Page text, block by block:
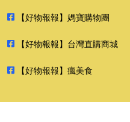
【好物報報】媽寶購物團
【好物報報】台灣直購商城
【好物報報】瘋美食